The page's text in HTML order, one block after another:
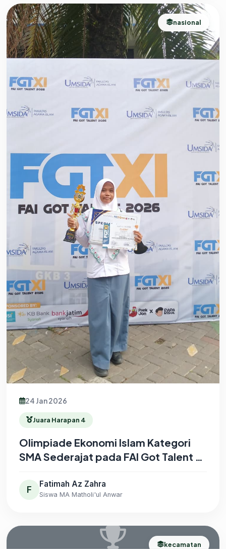
nasional
24 Jan 2026
Juara Harapan 4
Olimpiade Ekonomi Islam Kategori
SMA Sederajat pada FAI Got Talent XI
Universitas Muhammadiyah Sidoarjo
F Fatimah Az Zahra
Siswa MA Matholi'ul Anwar
kecamatan